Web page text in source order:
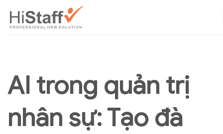
AI trong quản trị
nhân sự: Tạo đà